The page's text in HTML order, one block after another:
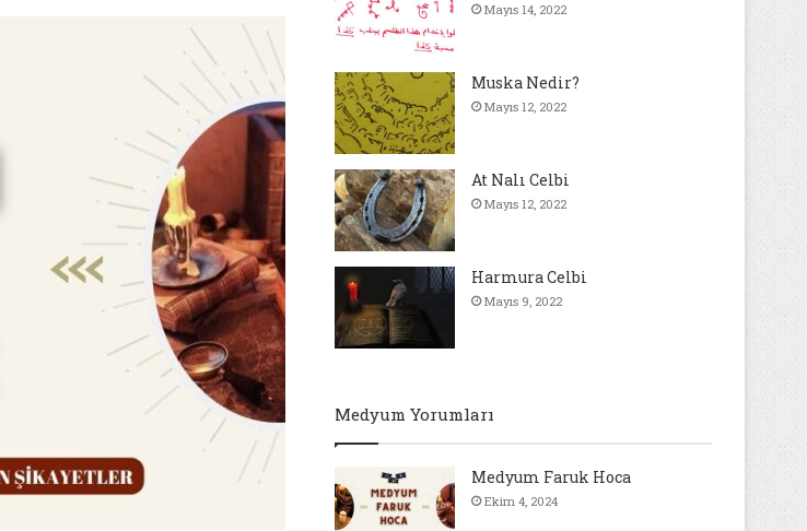
Mayıs 14, 2022
Muska Nedir?
Mayıs 12, 2022
At Nalı Celbi
Mayıs 12, 2022
Harmura Celbi
Mayıs 9, 2022
Medyum Yorumları
Medyum Faruk Hoca
Ekim 4, 2024